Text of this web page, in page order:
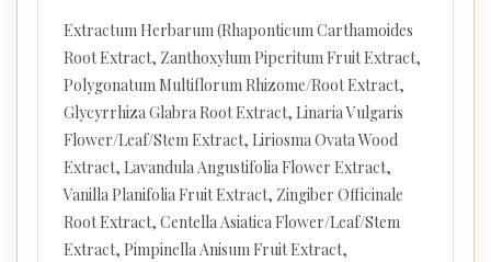
Extractum Herbarum (Rhaponticum Carthamoides
Root Extract, Zanthoxylum Piperitum Fruit Extract,
Polygonatum Multiflorum Rhizome/Root Extract,
Glycyrrhiza Glabra Root Extract, Linaria Vulgaris
Flower/Leaf/Stem Extract, Liriosma Ovata Wood
Extract, Lavandula Angustifolia Flower Extract,
Vanilla Planifolia Fruit Extract, Zingiber Officinale
Root Extract, Centella Asiatica Flower/Leaf/Stem
Extract, Pimpinella Anisum Fruit Extract,